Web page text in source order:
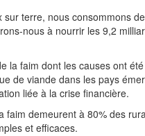
terre, nous consommons
nous à nourrir les 9,2
la faim dont les causes ont
de viande dans les pays
liée à la crise financière.
faim demeurent à 80% des
et efficaces.